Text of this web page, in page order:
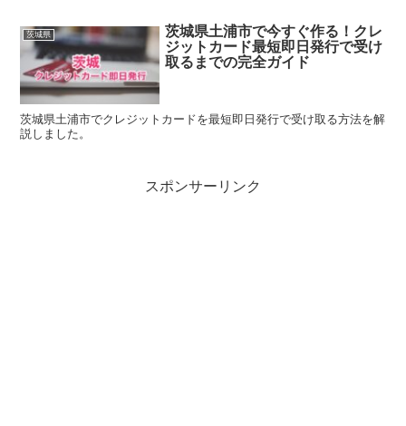
茨城県
茨城県土浦市で今すぐ作る！クレ
ジットカード最短即日発行で受け
取るまでの完全ガイド
茨城県土浦市でクレジットカードを最短即日発行で受け取る方法を解
説しました。
スポンサーリンク